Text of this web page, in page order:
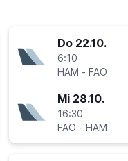
Do 22.10.
6:10
HAM - FAO
Mi 28.10.
16:30
FAO - HAM